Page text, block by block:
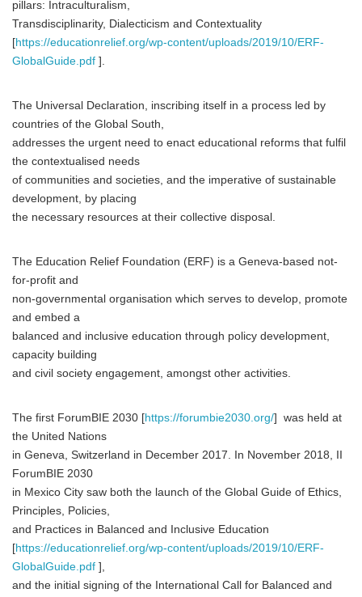
pillars: Intraculturalism,
Transdisciplinarity, Dialecticism and Contextuality
[https://educationrelief.org/wp-content/uploads/2019/10/ERF-
GlobalGuide.pdf ].
The Universal Declaration, inscribing itself in a process led by
countries of the Global South,
addresses the urgent need to enact educational reforms that fulfil
the contextualised needs
of communities and societies, and the imperative of sustainable
development, by placing
the necessary resources at their collective disposal.
The Education Relief Foundation (ERF) is a Geneva-based not-
for-profit and
non-governmental organisation which serves to develop, promote
and embed a
balanced and inclusive education through policy development,
capacity building
and civil society engagement, amongst other activities.
The first ForumBIE 2030 [https://forumbie2030.org/] was held at
the United Nations
in Geneva, Switzerland in December 2017. In November 2018, II
ForumBIE 2030
in Mexico City saw both the launch of the Global Guide of Ethics,
Principles, Policies,
and Practices in Balanced and Inclusive Education
[https://educationrelief.org/wp-content/uploads/2019/10/ERF-
GlobalGuide.pdf ],
and the initial signing of the International Call for Balanced and